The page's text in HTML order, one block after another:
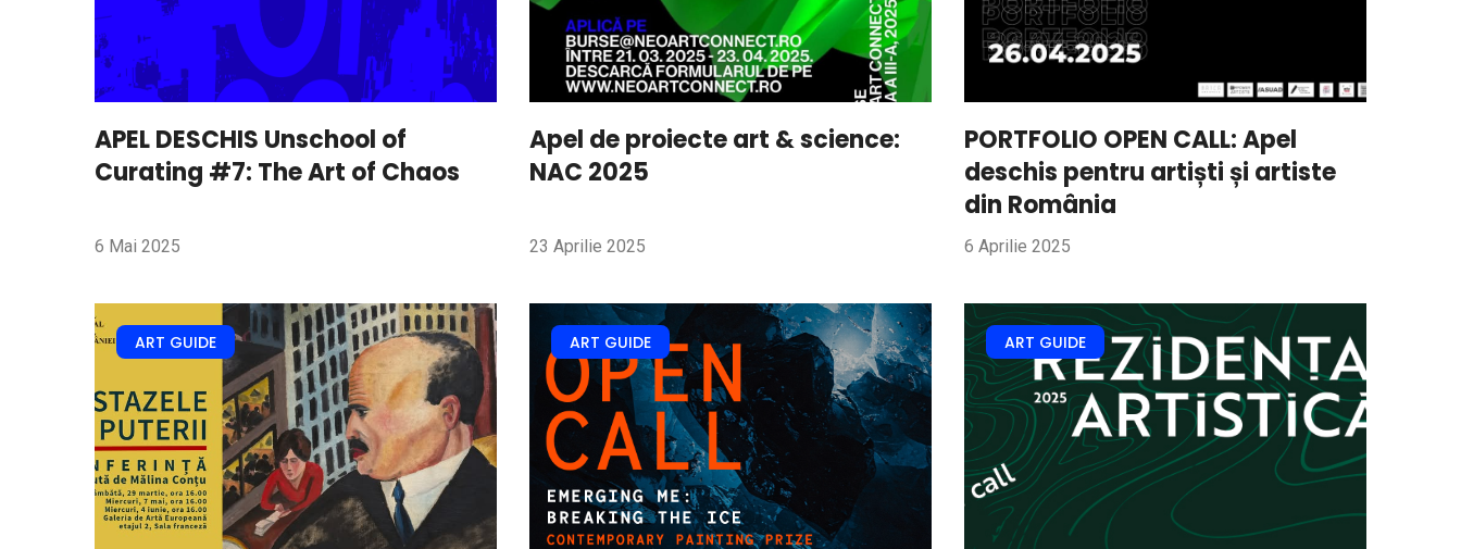
APEL DESCHIS Unschool of
Curating #7: The Art of Chaos
6 Mai 2025
Apel de proiecte art & science:
NAC 2025
23 Aprilie 2025
PORTFOLIO OPEN CALL: Apel
deschis pentru artiști și artiste
din România
6 Aprilie 2025
ART GUIDE ART GUIDE ART GUIDE